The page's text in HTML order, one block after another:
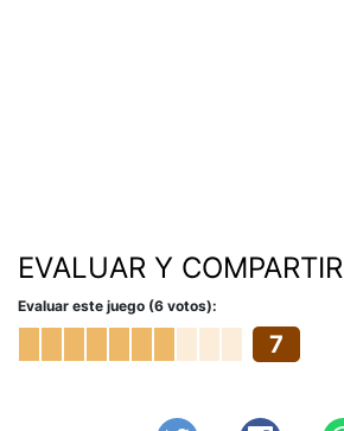
EVALUAR Y COMPARTIR
Evaluar este juego (6 votos):
7